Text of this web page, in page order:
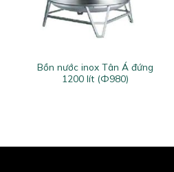
Bồn nước inox Tân Á đứng
1200 lít (Ф980)